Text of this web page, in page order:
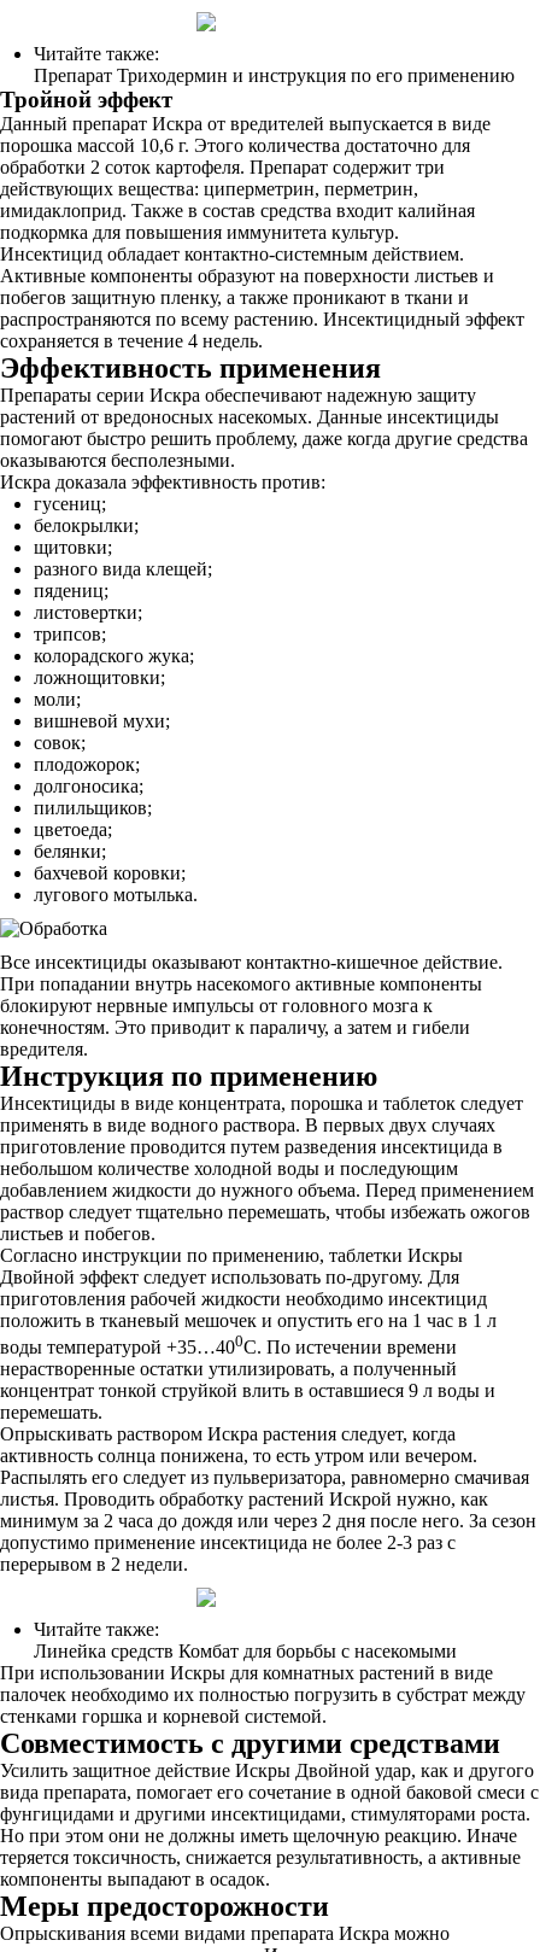
Читайте также:
Препарат Триходермин и инструкция по его применению
Тройной эффект
Данный препарат Искра от вредителей выпускается в виде
порошка массой 10,6 г. Этого количества достаточно для
обработки 2 соток картофеля. Препарат содержит три
действующих вещества: циперметрин, перметрин,
имидаклоприд. Также в состав средства входит калийная
подкормка для повышения иммунитета культур.
Инсектицид обладает контактно-системным действием.
Активные компоненты образуют на поверхности листьев и
побегов защитную пленку, а также проникают в ткани и
распространяются по всему растению. Инсектицидный эффект
сохраняется в течение 4 недель.
Эффективность применения
Препараты серии Искра обеспечивают надежную защиту
растений от вредоносных насекомых. Данные инсектициды
помогают быстро решить проблему, даже когда другие средства
оказываются бесполезными.
Искра доказала эффективность против:
гусениц;
белокрылки;
щитовки;
разного вида клещей;
пядениц;
листовертки;
трипсов;
колорадского жука;
ложнощитовки;
моли;
вишневой мухи;
совок;
плодожорок;
долгоносика;
пилильщиков;
цветоеда;
белянки;
бахчевой коровки;
лугового мотылька.
Все инсектициды оказывают контактно-кишечное действие.
При попадании внутрь насекомого активные компоненты
блокируют нервные импульсы от головного мозга к
конечностям. Это приводит к параличу, а затем и гибели
вредителя.
Инструкция по применению
Инсектициды в виде концентрата, порошка и таблеток следует
применять в виде водного раствора. В первых двух случаях
приготовление проводится путем разведения инсектицида в
небольшом количестве холодной воды и последующим
добавлением жидкости до нужного объема. Перед применением
раствор следует тщательно перемешать, чтобы избежать ожогов
листьев и побегов.
Согласно инструкции по применению, таблетки Искры
Двойной эффект следует использовать по-другому. Для
приготовления рабочей жидкости необходимо инсектицид
положить в тканевый мешочек и опустить его на 1 час в 1 л
воды температурой +35…400С. По истечении времени
нерастворенные остатки утилизировать, а полученный
концентрат тонкой струйкой влить в оставшиеся 9 л воды и
перемешать.
Опрыскивать раствором Искра растения следует, когда
активность солнца понижена, то есть утром или вечером.
Распылять его следует из пульверизатора, равномерно смачивая
листья. Проводить обработку растений Искрой нужно, как
минимум за 2 часа до дождя или через 2 дня после него. За сезон
допустимо применение инсектицида не более 2-3 раз с
перерывом в 2 недели.
Читайте также:
Линейка средств Комбат для борьбы с насекомыми
При использовании Искры для комнатных растений в виде
палочек необходимо их полностью погрузить в субстрат между
стенками горшка и корневой системой.
Совместимость с другими средствами
Усилить защитное действие Искры Двойной удар, как и другого
вида препарата, помогает его сочетание в одной баковой смеси с
фунгицидами и другими инсектицидами, стимуляторами роста.
Но при этом они не должны иметь щелочную реакцию. Иначе
теряется токсичность, снижается результативность, а активные
компоненты выпадают в осадок.
Меры предосторожности
Опрыскивания всеми видами препарата Искра можно